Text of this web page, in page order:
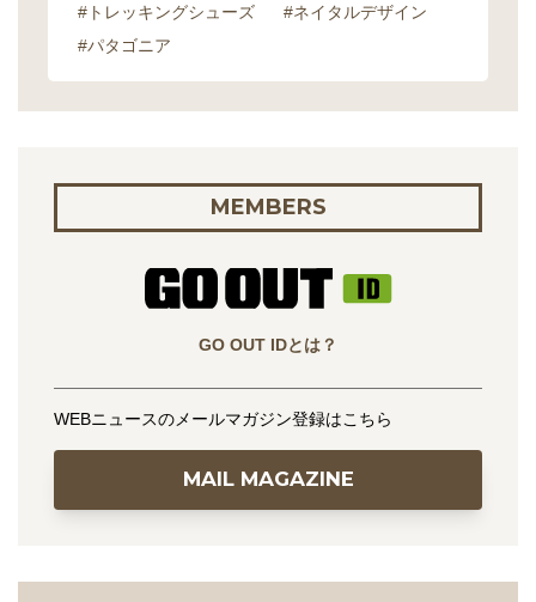
#トレッキングシューズ
#ネイタルデザイン
#パタゴニア
MEMBERS
GO OUT IDとは？
WEBニュースのメールマガジン登録はこちら
MAIL MAGAZINE